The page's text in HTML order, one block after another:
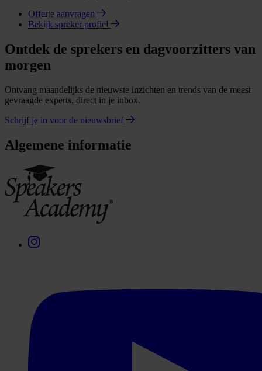
Offerte aanvragen
Bekijk spreker profiel
Ontdek de sprekers en dagvoorzitters van
morgen
Ontvang maandelijks de nieuwste inzichten en trends van de meest
gevraagde experts, direct in je inbox.
Schrijf je in voor de nieuwsbrief
Algemene informatie